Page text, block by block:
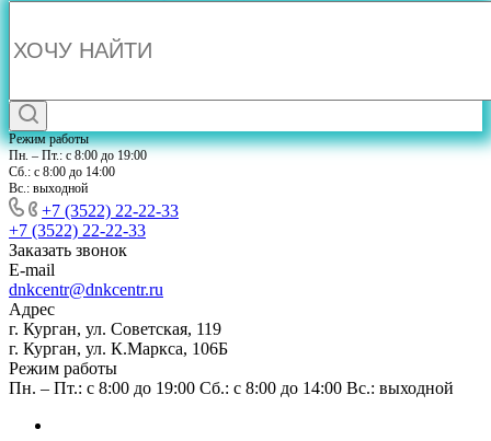
Режим работы
Пн. – Пт.: с 8:00 до 19:00
Сб.: с 8:00 до 14:00
Вс.: выходной
+7 (3522) 22-22-33
+7 (3522) 22-22-33
Заказать звонок
E-mail
dnkcentr@dnkcentr.ru
Адрес
г. Курган, ул. Советская, 119
г. Курган, ул. К.Маркса, 106Б
Режим работы
Пн. – Пт.: с 8:00 до 19:00 Сб.: с 8:00 до 14:00 Вс.: выходной